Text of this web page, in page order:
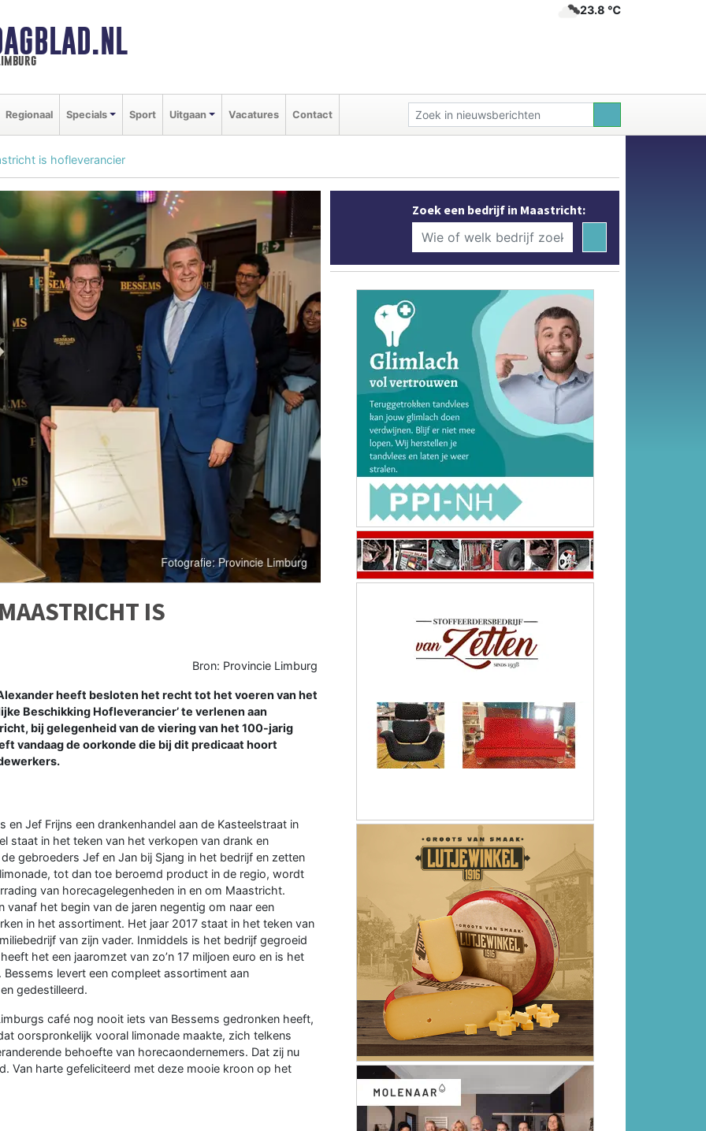
23.8 ℃
Regionaal Specials Sport Uitgaan Vacatures Contact
is hofleverancier
IS
Bron: Provincie Limburg
heeft besloten het recht tot het voeren van het
Beschikking Hofleverancier’ te verlenen aan
bij gelegenheid van de viering van het 100-jarig
vandaag de oorkonde die bij dit predicaat hoort
Jef Frijns een drankenhandel aan de Kasteelstraat in
staat in het teken van het verkopen van drank en
gebroeders Jef en Jan bij Sjang in het bedrijf en zetten
tot dan toe beroemd product in de regio, wordt
van horecagelegenheden in en om Maastricht.
vanaf het begin van de jaren negentig om naar een
in het assortiment. Het jaar 2017 staat in het teken van
van zijn vader. Inmiddels is het bedrijf gegroeid
het een jaaromzet van zo’n 17 miljoen euro en is het
levert een compleet assortiment aan
gedestilleerd.
café nog nooit iets van Bessems gedronken heeft,
oorspronkelijk vooral limonade maakte, zich telkens
behoefte van horecaondernemers. Dat zij nu
Van harte gefeliciteerd met deze mooie kroon op het
Zoek een bedrijf in Maastricht: